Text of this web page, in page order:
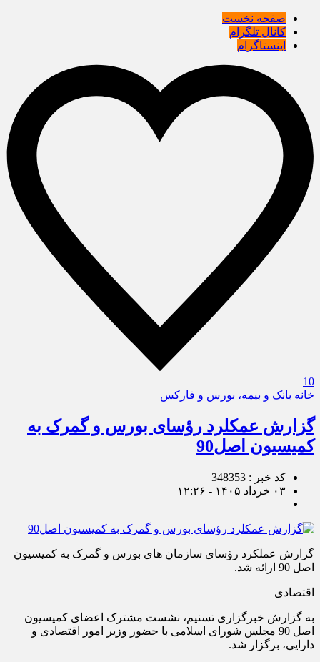
صفحه نخست
کانال تلگرام
اینستاگرام
10
خانه بانک و بیمه، بورس و فارکس
گزارش عمکلرد رؤسای بورس و گمرک به
کمیسیون اصل90
کد خبر : 348353
۰۳ خرداد ۱۴۰۵ - ۱۲:۲۶
گزارش عملکرد رؤسای سازمان های بورس و گمرک به کمیسیون
اصل 90 ارائه شد.
اقتصادی
به گزارش خبرگزاری تسنیم، نشست مشترک اعضای کمیسیون
اصل 90 مجلس شورای اسلامی با حضور وزیر امور اقتصادی و
دارایی، برگزار شد.